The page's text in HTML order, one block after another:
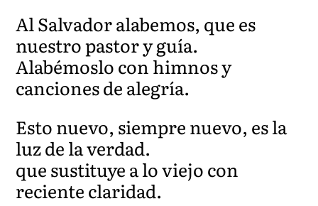
Al Salvador alabemos, que es
nuestro pastor y guía.
Alabémoslo con himnos y
canciones de alegría.
Esto nuevo, siempre nuevo, es la
luz de la verdad.
que sustituye a lo viejo con
reciente claridad.